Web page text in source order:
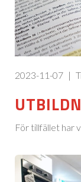
2023-11-07 |
För tillfället har